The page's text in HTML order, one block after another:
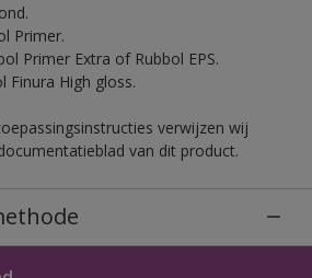
Primer.
Primer Extra of Rubbol EPS.
Finura High gloss.
verwijzen wij
van dit product.